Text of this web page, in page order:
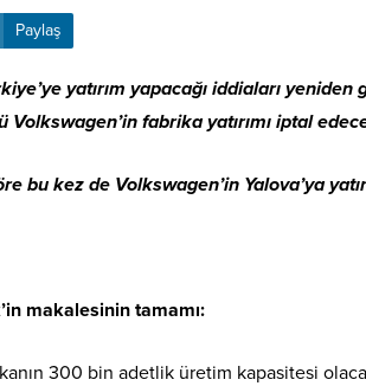
Paylaş
yatırım yapacağı iddiaları
fabrika yatırımı iptal
bu kez de Volkswagen’in Yalova’ya
makalesinin tamamı:
300 bin adetlik üretim kapasitesi